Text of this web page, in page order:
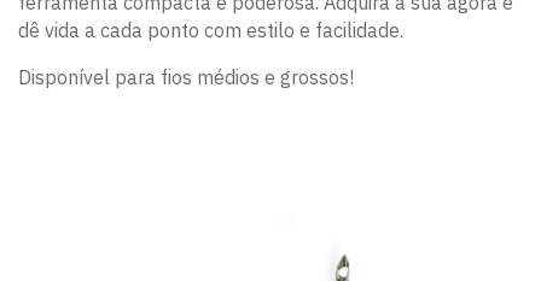
dê vida a cada ponto com estilo e facilidade.
Disponível para fios médios e grossos!